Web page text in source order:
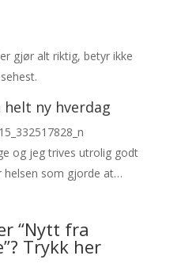
gjør alt riktig, betyr ikke
ny hverdag
og jeg trives utrolig godt
helsen som gjorde at…
“Nytt fra
Trykk her